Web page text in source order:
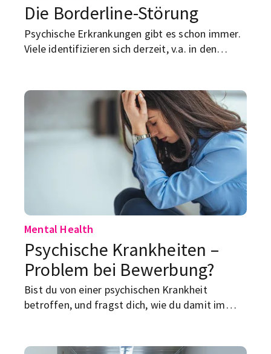
Die Borderline-Störung
Psychische Erkrankungen gibt es schon immer.
Viele identifizieren sich derzeit, v.a. in den
Mental Health
Psychische Krankheiten –
Problem bei Bewerbung?
Bist du von einer psychischen Krankheit
betroffen, und fragst dich, wie du damit im